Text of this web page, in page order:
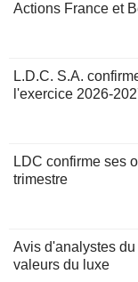
Actions France et
L.D.C. S.A.
l'exercice 2026-
LDC confirme ses
trimestre
Avis d'analystes
valeurs du luxe